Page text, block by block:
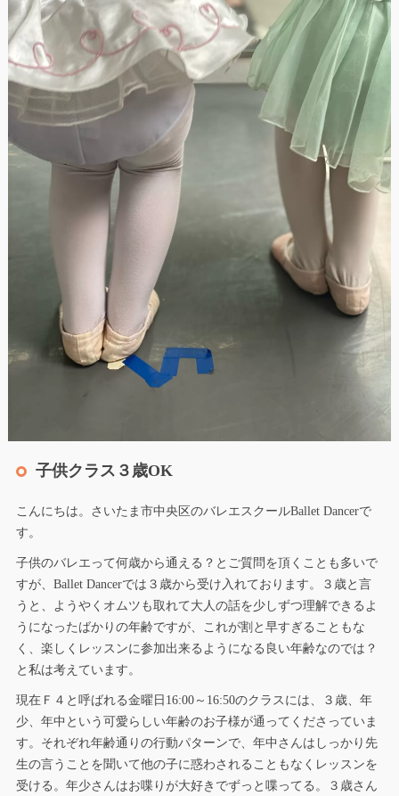
子供クラス３歳OK
こんにちは。さいたま市中央区のバレエスクールBallet Dancerで
す。
子供のバレエって何歳から通える？とご質問を頂くことも多いで
すが、Ballet Dancerでは３歳から受け入れております。３歳と言
うと、ようやくオムツも取れて大人の話を少しずつ理解できるよ
うになったばかりの年齢ですが、これが割と早すぎることもな
く、楽しくレッスンに参加出来るようになる良い年齢なのでは？
と私は考えています。
現在Ｆ４と呼ばれる金曜日16:00～16:50のクラスには、３歳、年
少、年中という可愛らしい年齢のお子様が通ってくださっていま
す。それぞれ年齢通りの行動パターンで、年中さんはしっかり先
生の言うことを聞いて他の子に惑わされることもなくレッスンを
受ける。年少さんはお喋りが大好きでずっと喋ってる。３歳さん